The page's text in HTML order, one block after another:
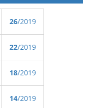
26/2019
22/2019
18/2019
14/2019